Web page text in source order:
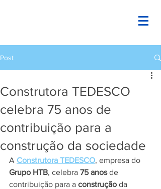
Post
Construtora TEDESCO
celebra 75 anos de
contribuição para a
construção da sociedade
A Construtora TEDESCO, empresa do
Grupo HTB, celebra 75 anos de
contribuição para a construção da